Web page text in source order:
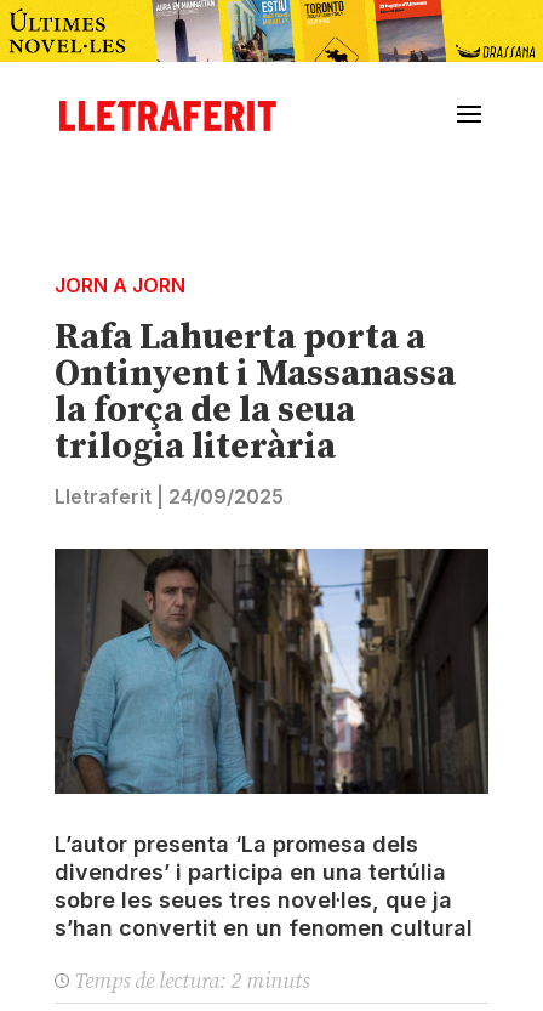
JORN A JORN
Rafa Lahuerta porta a
Ontinyent i Massanassa
la força de la seua
trilogia literària
Lletraferit| 24/09/2025
L’autor presenta ‘La promesa dels
divendres’ i participa en una tertúlia
sobre les seues tres novel·les, que ja
s’han convertit en un fenomen cultural
Temps de lectura: 2 minuts